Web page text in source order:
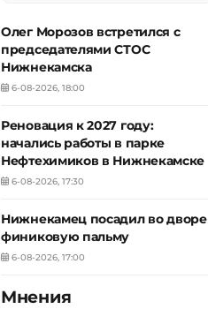
Олег Морозов встретился с
председателями СТОС
Нижнекамска
6-08-2026, 18:00
Реновация к 2027 году:
начались работы в парке
Нефтехимиков в Нижнекамске
6-08-2026, 17:30
Нижнекамец посадил во дворе
финиковую пальму
6-08-2026, 17:00
Мнения